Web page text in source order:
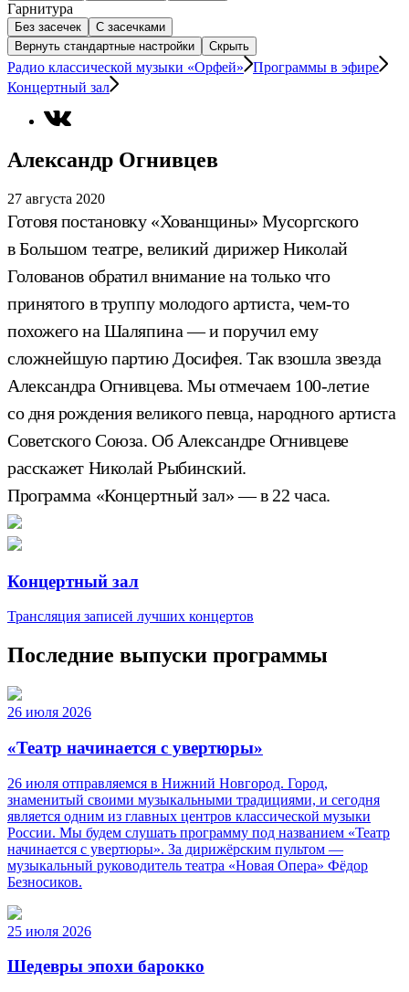
Гарнитура
Без засечек
С засечками
Вернуть стандартные настройки
Скрыть
Радио классической музыки «Орфей»
Программы в эфире
Концертный зал
Александр Огнивцев
27 августа 2020
Готовя постановку «Хованщины» Мусоргского
в Большом театре, великий дирижер Николай
Голованов обратил внимание на только что
принятого в труппу молодого артиста, чем-то
похожего на Шаляпина — и поручил ему
сложнейшую партию Досифея. Так взошла звезда
Александра Огнивцева. Мы отмечаем 100-летие
со дня рождения великого певца, народного артиста
Советского Союза. Об Александре Огнивцеве
расскажет Николай Рыбинский.
Программа «Концертный зал» — в 22 часа.
Концертный зал
Трансляция записей лучших концертов
Последние выпуски программы
26 июля 2026
«Театр начинается с увертюры»
26 июля отправляемся в Нижний Новгород. Город,
знаменитый своими музыкальными традициями, и сегодня
является одним из главных центров классической музыки
России. Мы будем слушать программу под названием «Театр
начинается с увертюры». За дирижёрским пультом —
музыкальный руководитель театра «Новая Опера» Фёдор
Безносиков.
25 июля 2026
Шедевры эпохи барокко